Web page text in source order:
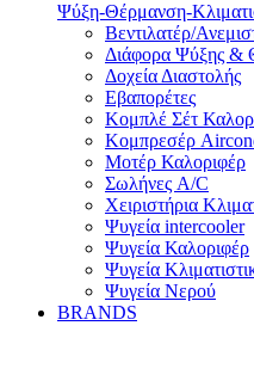
Ψύξη-Θέρμανση-
Βεντιλατέρ/
Διάφορα Ψύξης &
Δοχεία Διαστολής
Εβαπορέτες
Κομπλέ Σέτ
Κομπρεσέρ
Μοτέρ Καλοριφέρ
Σωλήνες A/C
Χειριστήρια
Ψυγεία intercooler
Ψυγεία Καλοριφέρ
Ψυγεία
Ψυγεία Νερού
BRANDS